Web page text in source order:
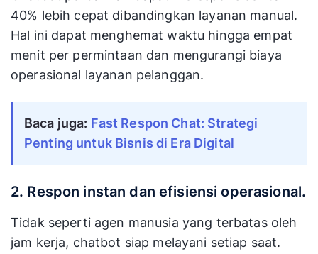
40% lebih cepat dibandingkan layanan manual.
Hal ini dapat menghemat waktu hingga empat
menit per permintaan dan mengurangi biaya
operasional layanan pelanggan.
Baca juga: Fast Respon Chat: Strategi
Penting untuk Bisnis di Era Digital
2. Respon instan dan efisiensi operasional.
Tidak seperti agen manusia yang terbatas oleh
jam kerja, chatbot siap melayani setiap saat.